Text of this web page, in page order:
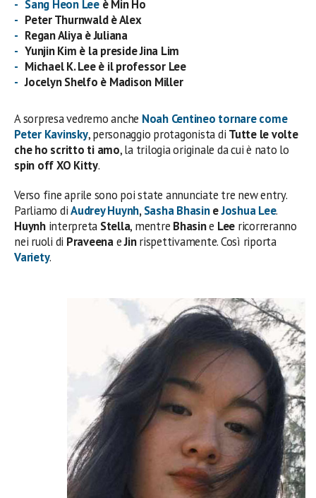
Sang Heon Leeè Min Ho
Peter Thurnwald è Alex
Regan Aliya è Juliana
Yunjin Kim è la preside Jina Lim
Michael K. Lee è il professor Lee
Jocelyn Shelfo è Madison Miller
A sorpresa vedremo anche Noah Centineo tornare come
Peter Kavinsky, personaggio protagonista di Tutte le volte
che ho scritto ti amo, la trilogia originale da cui è nato lo
spin off XO Kitty.
Verso fine aprile sono poi state annunciate tre new entry.
Parliamo diAudrey Huynh,Sasha BhasineJoshua Lee.
Huynhinterpreta Stella, mentre Bhasine Lee ricorreranno
nei ruoli di PraveenaeJinrispettivamente. Così riporta
Variety.